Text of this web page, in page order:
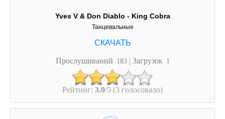
Yves V & Don Diablo - King Cobra
Танцевальные
Прослушиваний 183 | Загрузок 1
Рейтинг: 3.0/5 (3 голосовало)